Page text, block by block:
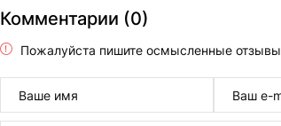
Комментарии (0)
Пожалуйста пишите осмысленные отзывы